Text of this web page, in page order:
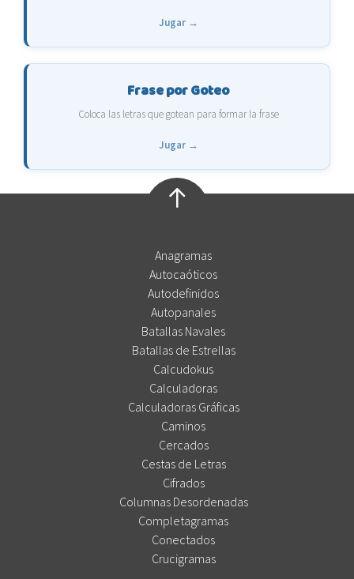
Jugar →
Frase por Goteo
Coloca las letras que gotean para formar la frase
Jugar →
Anagramas
Autocaóticos
Autodefinidos
Autopanales
Batallas Navales
Batallas de Estrellas
Calcudokus
Calculadoras
Calculadoras Gráficas
Caminos
Cercados
Cestas de Letras
Cifrados
Columnas Desordenadas
Completagramas
Conectados
Crucigramas